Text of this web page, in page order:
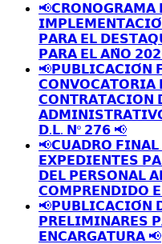
📢𝗖𝗥𝗢𝗡𝗢𝗚𝗥𝗔𝗠𝗔
𝗣𝗔𝗥𝗔 𝗘𝗟
𝗣𝗔𝗥𝗔 𝗘𝗟 𝗔𝗡̃𝗢
📢𝗣𝗨𝗕𝗟𝗜𝗖𝗔𝗖𝗜𝗢́𝗡
𝗖𝗢𝗡𝗩𝗢𝗖𝗔𝗧𝗢𝗥𝗜𝗔
𝗖𝗢𝗡𝗧𝗥𝗔𝗧𝗔𝗖𝗜𝗢𝗡
𝗗.𝗟. 𝗡º 𝟮𝟳𝟲 📢
📢𝗖𝗨𝗔𝗗𝗥𝗢
𝗘𝗫𝗣𝗘𝗗𝗜𝗘𝗡𝗧𝗘𝗦
𝗗𝗘𝗟 𝗣𝗘𝗥𝗦𝗢𝗡𝗔𝗟
𝗖𝗢𝗠𝗣𝗥𝗘𝗡𝗗𝗜𝗗𝗢
📢𝗣𝗨𝗕𝗟𝗜𝗖𝗔𝗖𝗜𝗢́𝗡
𝗣𝗥𝗘𝗟𝗜𝗠𝗜𝗡𝗔𝗥𝗘𝗦
𝗘𝗡𝗖𝗔𝗥𝗚𝗔𝗧𝗨𝗥𝗔 📢